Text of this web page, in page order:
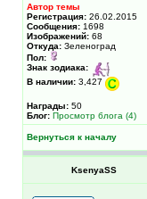
Автор темы
Регистрация: 26.02.2015
Сообщения: 1698
Изображений: 68
Откуда: Зеленоград
Пол:
Знак зодиака:
В наличии: 3,427
Награды: 50
Блог: Просмотр блога (4)
Вернуться к началу
KsenyaSS